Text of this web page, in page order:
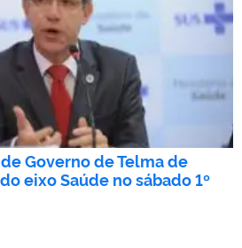
Governo de Telma de
eixo Saúde no sábado 1º